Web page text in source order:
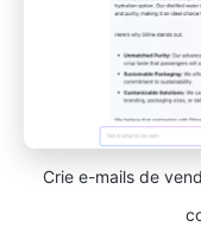
Crie e-mails de